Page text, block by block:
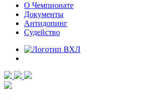
О Чемпионате
Документы
Антидопинг
Судейство